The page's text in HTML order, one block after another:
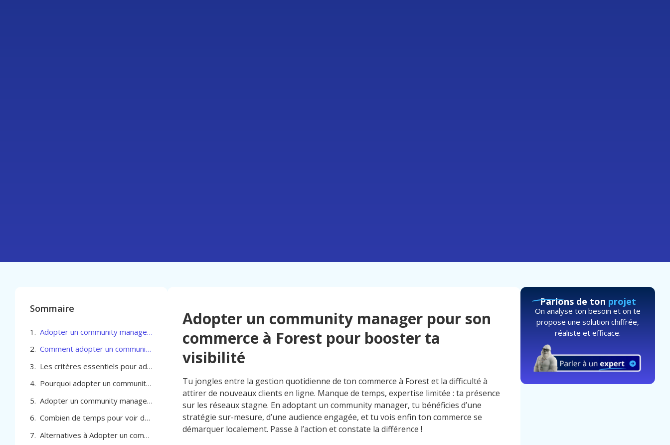
Sommaire
Adopter un community manager pour son commerce à Forest pour booster ta visibilité
Comment adopter un community manager pour son commerce à Forest : quelles agences comparer pour un choix éclairé
Les critères essentiels pour adopter un community manager pour son commerce à Forest
Pourquoi adopter un community manager pour son commerce à Forest ?
Adopter un community manager pour son commerce à Forest
Combien de temps pour voir des résultats avec un community manager à Forest
Alternatives à Adopter un community manager pour son commerce à Forest
Adopter un community manager pour son
commerce à Forest pour booster ta
visibilité
Tu jongles entre la gestion quotidienne de ton commerce à Forest et la difficulté à
attirer de nouveaux clients en ligne. Manque de temps, expertise limitée : ta présence
sur les réseaux stagne. En adoptant un community manager, tu bénéficies d’une
stratégie sur-mesure, d’une audience engagée, et tu vois enfin ton commerce se
démarquer localement. Passe à l’action et constate la différence !
Parlons de ton projet
On analyse ton besoin et on te
propose une solution chiffrée,
réaliste et efficace.